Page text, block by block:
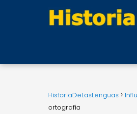
HistoriaDeLasLenguas
ortografía